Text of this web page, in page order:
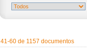
41-60 de 1157 documentos